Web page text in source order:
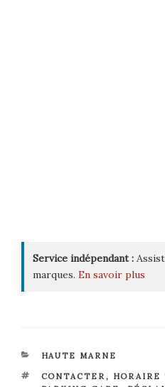
Service indépendant :
marques. En savoir plus
CATÉGORIES
HAUTE MARNE
ÉTIQUETTES
CONTACTER, HORAIRE